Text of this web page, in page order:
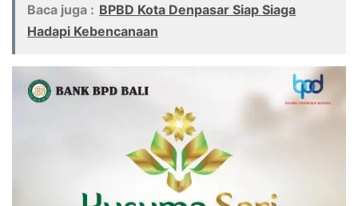
Baca juga : BPBD Kota Denpasar Siap Siaga
Hadapi Kebencanaan